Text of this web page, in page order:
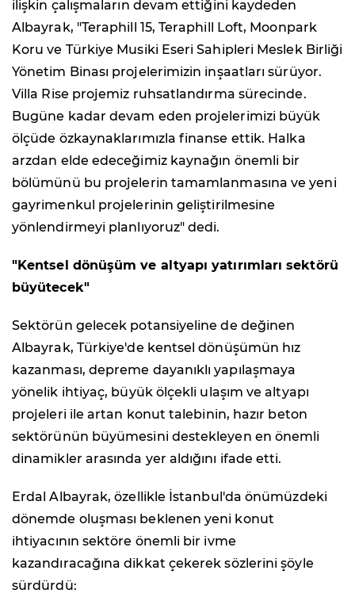
ilişkin çalışmaların devam ettiğini kaydeden
Albayrak, "Teraphill 15, Teraphill Loft, Moonpark
Koru ve Türkiye Musiki Eseri Sahipleri Meslek Birliği
Yönetim Binası projelerimizin inşaatları sürüyor.
Villa Rise projemiz ruhsatlandırma sürecinde.
Bugüne kadar devam eden projelerimizi büyük
ölçüde özkaynaklarımızla finanse ettik. Halka
arzdan elde edeceğimiz kaynağın önemli bir
bölümünü bu projelerin tamamlanmasına ve yeni
gayrimenkul projelerinin geliştirilmesine
yönlendirmeyi planlıyoruz" dedi.
"Kentsel dönüşüm ve altyapı yatırımları sektörü
büyütecek"
Sektörün gelecek potansiyeline de değinen
Albayrak, Türkiye'de kentsel dönüşümün hız
kazanması, depreme dayanıklı yapılaşmaya
yönelik ihtiyaç, büyük ölçekli ulaşım ve altyapı
projeleri ile artan konut talebinin, hazır beton
sektörünün büyümesini destekleyen en önemli
dinamikler arasında yer aldığını ifade etti.
Erdal Albayrak, özellikle İstanbul'da önümüzdeki
dönemde oluşması beklenen yeni konut
ihtiyacının sektöre önemli bir ivme
kazandıracağına dikkat çekerek sözlerini şöyle
sürdürdü: